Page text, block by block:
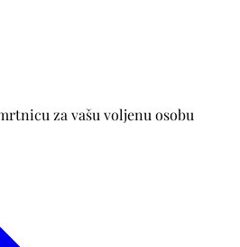
za vašu voljenu osobu